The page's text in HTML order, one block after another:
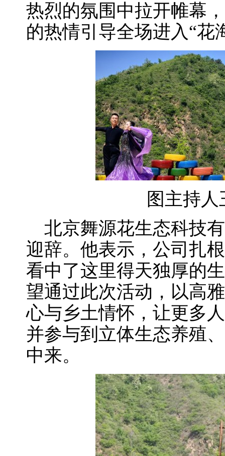
热烈的氛围中拉开帷幕
的热情引导全场进入“花
图主持
北京舞源花生态科技
迎辞。他表示，公司扎
看中了这里得天独厚的
望通过此次活动，以高
心与乡土情怀，让更多
并参与到立体生态养殖
中来。